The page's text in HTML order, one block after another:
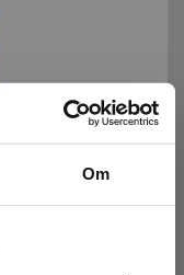
Om